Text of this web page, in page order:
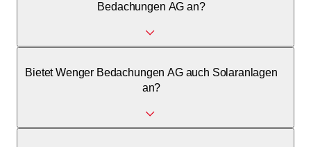
Bedachungen AG an?
Fassadenbau, Dachflächenfenster, Gerüstarbeiten und
Bietet Wenger Bedachungen AG auch Solaranlagen
an?